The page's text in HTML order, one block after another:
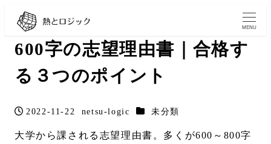
MENU
600字の志望理由書｜合格す
る３つのポイント
投稿日
2022-11-22
著
者
netsu-logic カテゴリー
未分類
大学から課される志望理由書。多くが600～800字